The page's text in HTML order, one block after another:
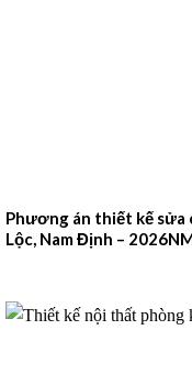
Phương án thiết kế sửa
Lộc, Nam Định –